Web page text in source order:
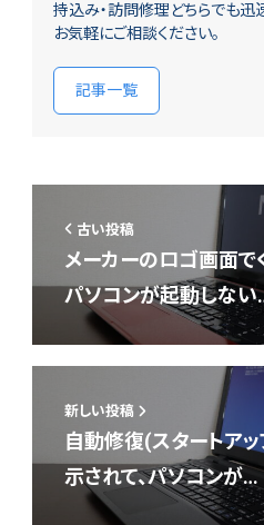
持込み・訪問修理どちらでも迅
お気軽にご相談ください。
記事一覧
古い投稿
メーカーのロゴ画面で
パソコンが起動しな
新しい投稿
自動修復(スタートア
示されて、パソコンが…